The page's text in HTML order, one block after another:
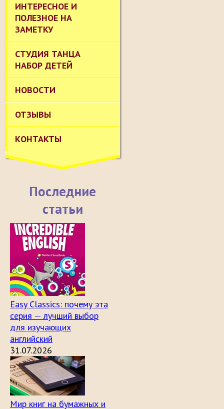
ИНТЕРЕСНОЕ И
ПОЛЕЗНОЕ НА
ЗАМЕТКУ
СТУДИЯ ТАНЦА
НАБОР ДЕТЕЙ
НОВОСТИ
ОТЗЫВЫ
КОНТАКТЫ
Последние
статьи
Easy Classics: почему эта
серия — лучший выбор
для изучающих
английский
31.07.2026
Мир книг на бумажных и